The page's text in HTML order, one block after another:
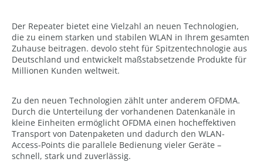
Der Repeater bietet eine Vielzahl an neuen Technologien,
die zu einem starken und stabilen WLAN in Ihrem gesamten
Zuhause beitragen. devolo steht für Spitzentechnologie aus
Deutschland und entwickelt maßstabsetzende Produkte für
Millionen Kunden weltweit.
Zu den neuen Technologien zählt unter anderem OFDMA.
Durch die Unterteilung der vorhandenen Datenkanäle in
kleine Einheiten ermöglicht OFDMA einen hocheffektiven
Transport von Datenpaketen und dadurch den WLAN-
Access-Points die parallele Bedienung vieler Geräte –
schnell, stark und zuverlässig.